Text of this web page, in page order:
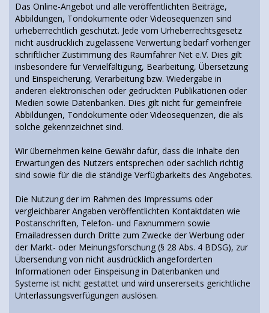
Das Online-Angebot und alle veröffentlichten Beiträge,
Abbildungen, Tondokumente oder Videosequenzen sind
urheberrechtlich geschützt. Jede vom Urheberrechtsgesetz
nicht ausdrücklich zugelassene Verwertung bedarf vorheriger
schriftlicher Zustimmung des Raumfahrer Net e.V. Dies gilt
insbesondere für Vervielfältigung, Bearbeitung, Übersetzung
und Einspeicherung, Verarbeitung bzw. Wiedergabe in
anderen elektronischen oder gedruckten Publikationen oder
Medien sowie Datenbanken. Dies gilt nicht für gemeinfreie
Abbildungen, Tondokumente oder Videosequenzen, die als
solche gekennzeichnet sind.
Wir übernehmen keine Gewähr dafür, dass die Inhalte den
Erwartungen des Nutzers entsprechen oder sachlich richtig
sind sowie für die die ständige Verfügbarkeits des Angebotes.
Die Nutzung der im Rahmen des Impressums oder
vergleichbarer Angaben veröffentlichten Kontaktdaten wie
Postanschriften, Telefon- und Faxnummern sowie
Emailadressen durch Dritte zum Zwecke der Werbung oder
der Markt- oder Meinungsforschung (§ 28 Abs. 4 BDSG), zur
Übersendung von nicht ausdrücklich angeforderten
Informationen oder Einspeisung in Datenbanken und
Systeme ist nicht gestattet und wird unsererseits gerichtliche
Unterlassungsverfügungen auslösen.